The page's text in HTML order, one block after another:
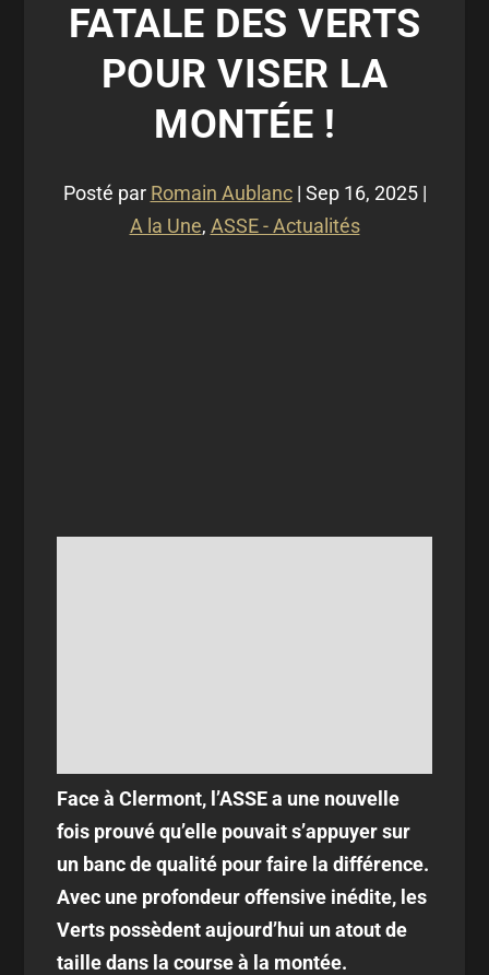
FATALE DES VERTS
POUR VISER LA
MONTÉE !
Posté par Romain Aublanc| Sep 16, 2025|
A la Une, ASSE - Actualités
Face à Clermont, l’ASSE a une nouvelle
fois prouvé qu’elle pouvait s’appuyer sur
un banc de qualité pour faire la différence.
Avec une profondeur offensive inédite, les
Verts possèdent aujourd’hui un atout de
taille dans la course à la montée.